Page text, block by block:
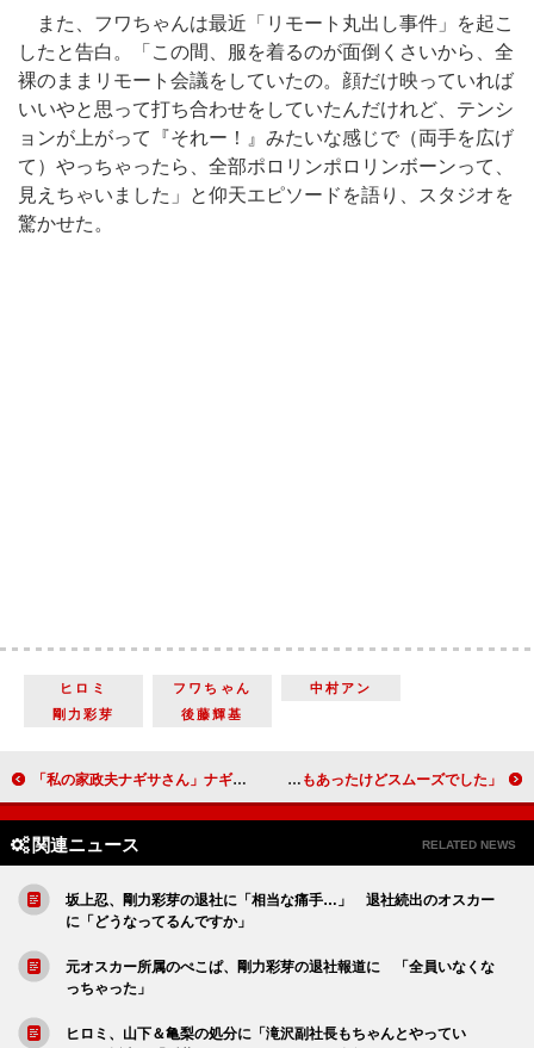
また、フワちゃんは最近「リモート丸出し事件」を起こ
したと告白。「この間、服を着るのが面倒くさいから、全
裸のままリモート会議をしていたの。顔だけ映っていれば
いいやと思って打ち合わせをしていたんだけれど、テンシ
ョンが上がって『それー！』みたいな感じで（両手を広げ
て）やっちゃったら、全部ポロリンポロリンボーンって、
見えちゃいました」と仰天エピソードを語り、スタジオを
驚かせた。
ヒロミ フワちゃん
中村アン
剛力彩芽
後藤輝基
「私の家政夫ナギサさん」ナギサさんの告白に胸キュン 「ＭＩＵ４０４」とのコラボも話題に 永瀬廉「しっとり肌の方がめっちゃ好きやねん！」 初単独ＣＭは「寂しくもあったけどスムーズでした」
関連ニュース RELATED NEWS
坂上忍、剛力彩芽の退社に「相当な痛手…」 退社続出のオスカー
に「どうなってるんですか」
元オスカー所属のぺこぱ、剛力彩芽の退社報道に 「全員いなくな
っちゃった」
ヒロミ、山下＆亀梨の処分に「滝沢副社長もちゃんとやってい